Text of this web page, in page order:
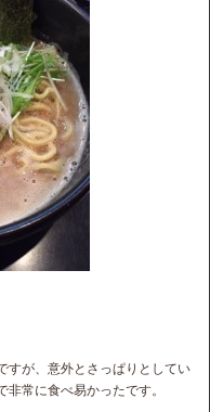
すが、意外とさっぱりとしてい
常に食べ易かったです。